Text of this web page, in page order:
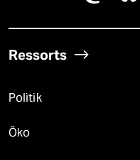
Ressorts
Politik
Öko